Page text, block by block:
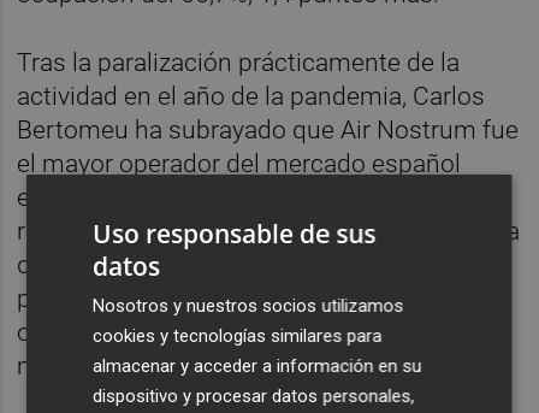
Tras la paralización prácticamente de la
actividad en el año de la pandemia, Carlos
Bertomeu ha subrayado que Air Nostrum fue
el mayor operador del mercado español
entre enero y mayo del año pasado, con una
recuperación un 39% por encima de la media
del sector, y ha destacado el “gran esfuerzo”
por restituir la mayor parte de los vuelos
operados para seguir atendiendo a sus
mercados de referencia.
Uso responsable de sus
datos
Nosotros y nuestros socios utilizamos
cookies y tecnologías similares para
almacenar y acceder a información en su
dispositivo y procesar datos personales,